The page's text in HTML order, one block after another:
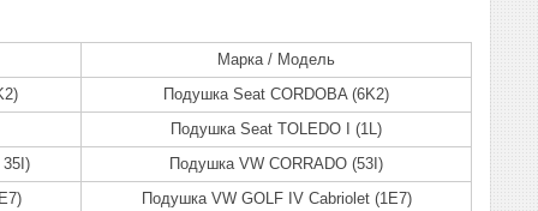
Марка / Модель
Подушка Seat CORDOBA (6K2)
Подушка Seat TOLEDO I (1L)
Подушка VW CORRADO (53I)
Подушка VW GOLF IV Cabriolet (1E7)